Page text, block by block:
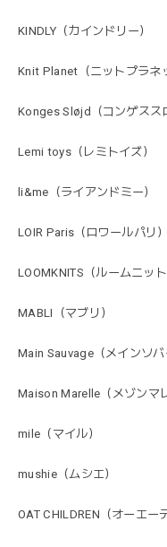
KINDLY（カインドリー）
Knit Planet（ニットプラネ
Konges Sløjd（コンゲスス
Lemi toys（レミトイズ）
li&me（ライアンドミー）
LOIR Paris（ロワールパリ）
LOOMKNITS（ルームニット
MABLI（マブリ）
Main Sauvage（メインソバ
Maison Marelle（メゾンマ
mile（マイル）
mushie（ムシエ）
OAT CHILDREN（オーエー